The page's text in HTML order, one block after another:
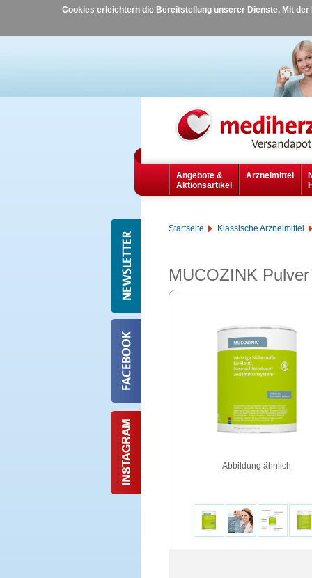
Cookies erleichtern die Bereitstellung unserer Dienste. Mit
Angebote &
Aktionsartikel
Arzneimittel
Startseite Klassische Arzneimittel
MUCOZINK Pulver
Abbildung ähnlich